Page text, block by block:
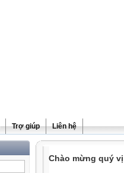
Trợ giúp Liên hệ
Chào mừng quý